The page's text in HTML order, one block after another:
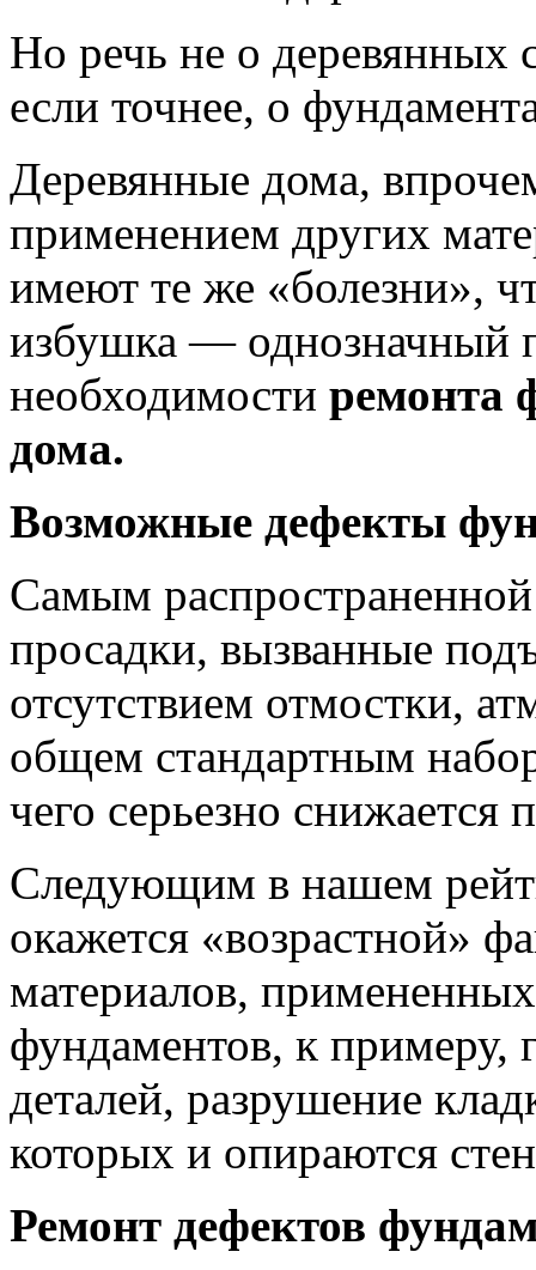
Но речь не о деревянных
если точнее, о
Деревянные дома,
применением других
имеют те же «болезни»,
избушка — однозначный
необходимости ремонта
дома.
Возможные дефекты
Самым
просадки, вызванные
отсутствием отмостки,
общем стандартным
чего серьезно снижается
Следующим в нашем
окажется «возрастной»
материалов, примененных
фундаментов, к примеру,
деталей, разрушение
которых и опираются
Ремонт дефектов